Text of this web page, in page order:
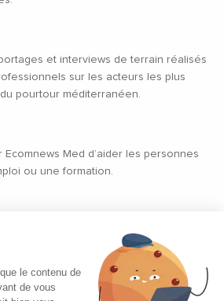
et interviews de terrain réalisés
sur les acteurs les plus
pourtour méditerranéen.
Ecomnews Med d’aider les personnes
ou une formation.
de la Méditerranée.
le contenu de
de vous